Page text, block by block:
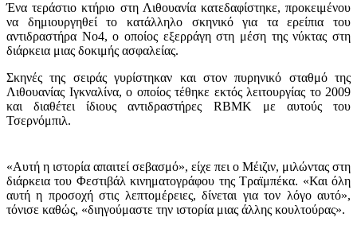
Ένα τεράστιο κτήριο στη Λιθουανία κατεδαφίστηκε, προκειμένου
να δημιουργηθεί το κατάλληλο σκηνικό για τα ερείπια του
αντιδραστήρα Νο4, ο οποίος εξερράγη στη μέση της νύκτας στη
διάρκεια μιας δοκιμής ασφαλείας.
Σκηνές της σειράς γυρίστηκαν και στον πυρηνικό σταθμό της
Λιθουανίας Ιγκναλίνα, ο οποίος τέθηκε εκτός λειτουργίας το 2009
και διαθέτει ίδιους αντιδραστήρες RBMK με αυτούς του
Τσερνόμπιλ.
«Αυτή η ιστορία απαιτεί σεβασμό», είχε πει ο Μέιζιν, μιλώντας στη
διάρκεια του Φεστιβάλ κινηματογράφου της Τραϊμπέκα. «Και όλη
αυτή η προσοχή στις λεπτομέρειες, δίνεται για τον λόγο αυτό»,
τόνισε καθώς, «διηγούμαστε την ιστορία μιας άλλης κουλτούρας».